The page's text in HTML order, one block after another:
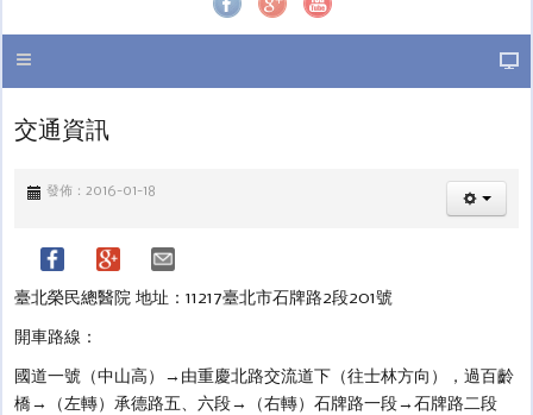
.
交通資訊
發佈：2016-01-18
臺北榮民總醫院 地址：11217臺北市石牌路2段201號
開車路線：
國道一號（中山高）→由重慶北路交流道下（往士林方向），過百齡
橋→（左轉）承德路五、六段→（右轉）石牌路一段→石牌路二段